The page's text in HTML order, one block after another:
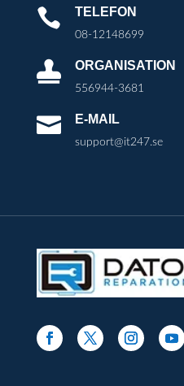
 TELEFON
08-12148699
 ORGANISATION
556944-3681
 E-MAIL
support@it247.se